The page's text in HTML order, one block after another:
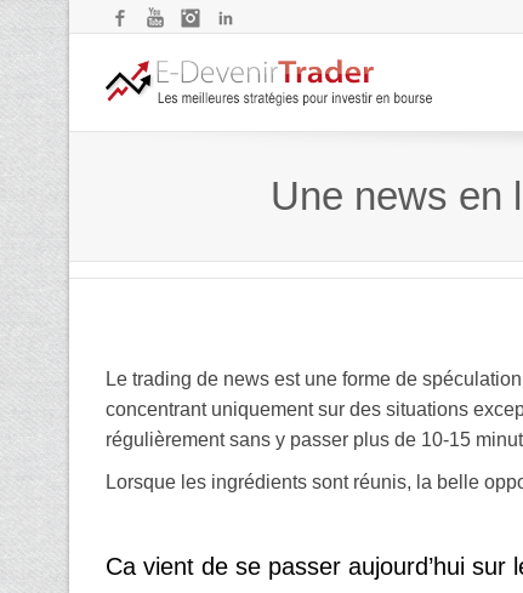
FacebookYouTubeInstagram
Une news en
Le trading de news est une forme de
concentrant uniquement sur des situations
régulièrement sans y passer plus de 10-15
Lorsque les ingrédients sont réunis, la belle
Ca vient de se passer aujourd’hui sur